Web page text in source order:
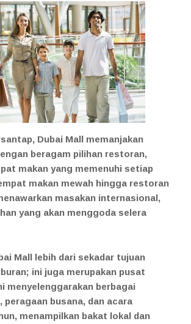
Dubai Mall memanjakan
beragam pilihan restoran,
makan yang memenuhi setiap
makan mewah hingga restoran
masakan internasional,
yang akan menggoda selera
Mall lebih dari sekadar tujuan
ini juga merupakan pusat
menyelenggarakan berbagai
peragaan busana, dan acara
menampilkan bakat lokal dan